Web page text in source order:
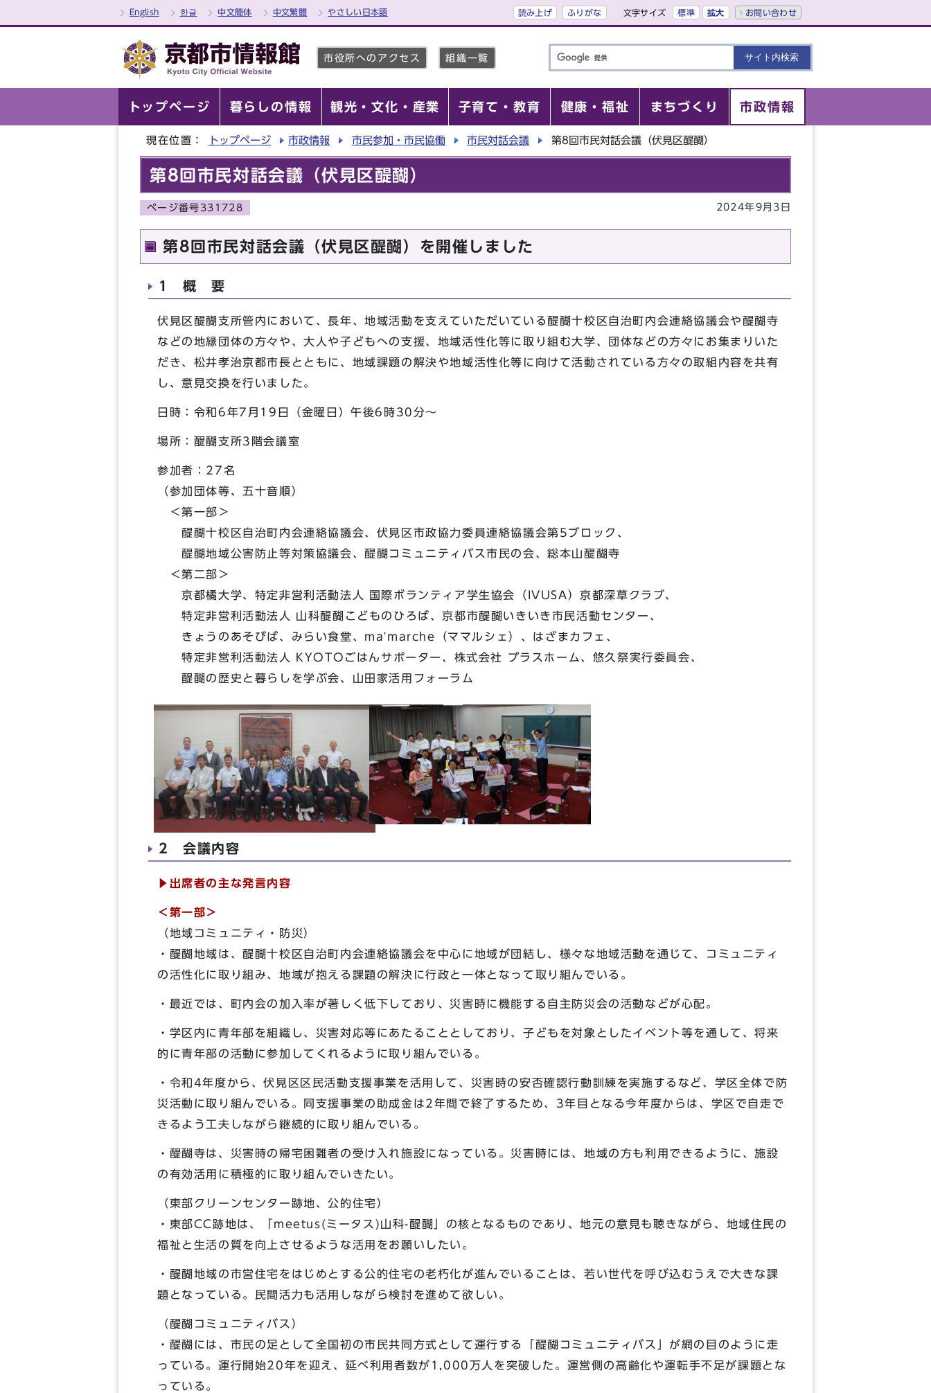
English 한글 中文簡体 中文繁體 やさしい日本語 読み上げ ふりがな 文字サイズ 標準 拡大 お問い合わせ
市役所へのアクセス 組織一覧
トップページ 暮らしの情報 観光・文化・産業 子育て・教育 健康・福祉 まちづくり 市政情報
現在位置： トップページ 市政情報 市民参加・市民協働 市民対話会議 第8回市民対話会議（伏見区醍醐）
第8回市民対話会議（伏見区醍醐）
ページ番号331728 2024年9月3日
第8回市民対話会議（伏見区醍醐）を開催しました
1 概 要
伏見区醍醐支所管内において、長年、地域活動を支えていただいている醍醐十校区自治町内会連絡協議会や醍醐寺
などの地縁団体の方々や、大人や子どもへの支援、地域活性化等に取り組む大学、団体などの方々にお集まりいた
だき、松井孝治京都市長とともに、地域課題の解決や地域活性化等に向けて活動されている方々の取組内容を共有
し、意見交換を行いました。
日時：令和6年7月19日（金曜日）午後6時30分～
場所：醍醐支所3階会議室
参加者：27名
（参加団体等、五十音順）
＜第一部＞
醍醐十校区自治町内会連絡協議会、伏見区市政協力委員連絡協議会第5ブロック、
醍醐地域公害防止等対策協議会、醍醐コミュニティバス市民の会、総本山醍醐寺
＜第二部＞
京都橘大学、特定非営利活動法人 国際ボランティア学生協会（IVUSA）京都深草クラブ、
特定非営利活動法人 山科醍醐こどものひろば、京都市醍醐いきいき市民活動センター、
きょうのあそびば、みらい食堂、ma'marche（ママルシェ）、はざまカフェ、
特定非営利活動法人 KYOTOごはんサポーター、株式会社 プラスホーム、悠久祭実行委員会、
醍醐の歴史と暮らしを学ぶ会、山田家活用フォーラム
2 会議内容
▶出席者の主な発言内容
＜第一部＞
（地域コミュニティ・防災）
・醍醐地域は、醍醐十校区自治町内会連絡協議会を中心に地域が団結し、様々な地域活動を通じて、コミュニティ
の活性化に取り組み、地域が抱える課題の解決に行政と一体となって取り組んでいる。
・最近では、町内会の加入率が著しく低下しており、災害時に機能する自主防災会の活動などが心配。
・学区内に青年部を組織し、災害対応等にあたることとしており、子どもを対象としたイベント等を通して、将来
的に青年部の活動に参加してくれるように取り組んでいる。
・令和4年度から、伏見区区民活動支援事業を活用して、災害時の安否確認行動訓練を実施するなど、学区全体で防
災活動に取り組んでいる。同支援事業の助成金は2年間で終了するため、3年目となる今年度からは、学区で自走で
きるよう工夫しながら継続的に取り組んでいる。
・醍醐寺は、災害時の帰宅困難者の受け入れ施設になっている。災害時には、地域の方も利用できるように、施設
の有効活用に積極的に取り組んでいきたい。
（東部クリーンセンター跡地、公的住宅）
・東部CC跡地は、「meetus(ミータス)山科-醍醐」の核となるものであり、地元の意見も聴きながら、地域住民の
福祉と生活の質を向上させるような活用をお願いしたい。
・醍醐地域の市営住宅をはじめとする公的住宅の老朽化が進んでいることは、若い世代を呼び込むうえで大きな課
題となっている。民間活力も活用しながら検討を進めて欲しい。
（醍醐コミュニティバス）
・醍醐には、市民の足として全国初の市民共同方式として運行する「醍醐コミュニティバス」が網の目のように走
っている。運行開始20年を迎え、延べ利用者数が1,000万人を突破した。運営側の高齢化や運転手不足が課題とな
っている。